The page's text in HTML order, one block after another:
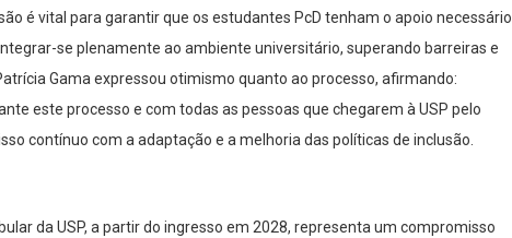
é vital para garantir que os estudantes PcD tenham o apoio necessário
se plenamente ao ambiente universitário, superando barreiras e
Gama expressou otimismo quanto ao processo, afirmando:
este processo e com todas as pessoas que chegarem à USP pelo
contínuo com a adaptação e a melhoria das políticas de inclusão.
da USP, a partir do ingresso em 2028, representa um compromisso